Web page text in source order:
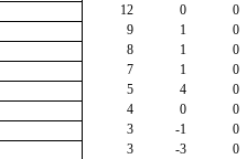
12 0
0
9 1
0
8 1
0
7 1
0
5 4
0
4 0
0
3 -1
0
3 -3
0